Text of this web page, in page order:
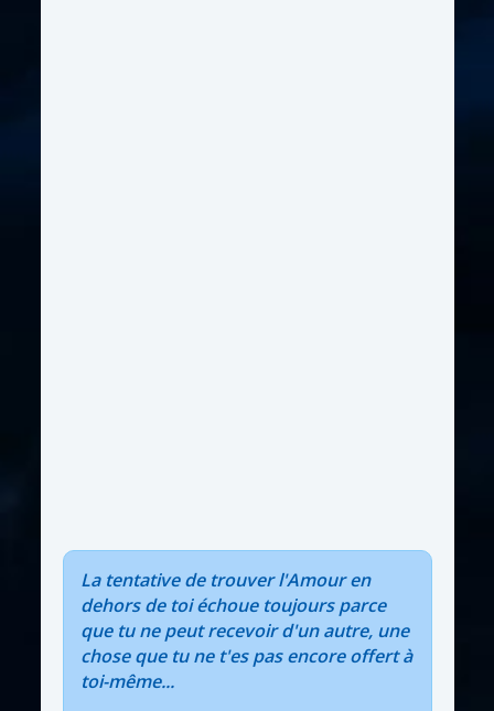
La tentative de trouver l'Amour en
dehors de toi échoue toujours parce
que tu ne peut recevoir d'un autre, une
chose que tu ne t'es pas encore offert à
toi-même...